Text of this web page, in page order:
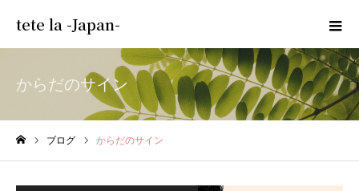
tete la -Japan-
からだのサイン
ブログ からだのサイン